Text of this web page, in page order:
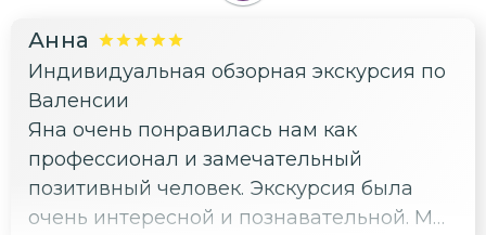
Анна
Индивидуальная обзорная экскурсия по
Валенсии
Яна очень понравилась нам как
профессионал и замечательный
позитивный человек. Экскурсия была
очень интересной и познавательной. Мы